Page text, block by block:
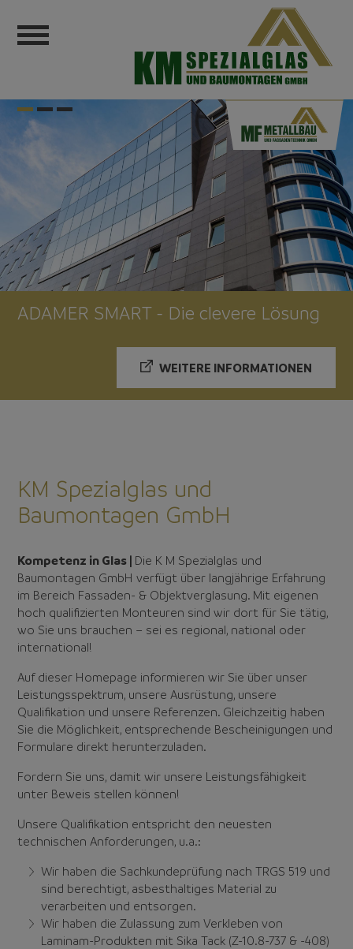
ADAMER SMART - Die clevere Lösung
WEITERE INFORMATIONEN
KM Spezialglas und
Baumontagen GmbH
Kompetenz in Glas | Die K M Spezialglas und
Baumontagen GmbH verfügt über langjährige Erfahrung
im Bereich Fassaden- & Objektverglasung. Mit eigenen
hoch qualifizierten Monteuren sind wir dort für Sie tätig,
wo Sie uns brauchen – sei es regional, national oder
international!
Auf dieser Homepage informieren wir Sie über unser
Leistungsspektrum, unsere Ausrüstung, unsere
Qualifikation und unsere Referenzen. Gleichzeitig haben
Sie die Möglichkeit, entsprechende Bescheinigungen und
Formulare direkt herunterzuladen.
Fordern Sie uns, damit wir unsere Leistungsfähigkeit
unter Beweis stellen können!
Unsere Qualifikation entspricht den neuesten
technischen Anforderungen, u.a.:
Wir haben die Sachkundeprüfung nach TRGS 519 und
sind berechtigt, asbesthaltiges Material zu
verarbeiten und entsorgen.
Wir haben die Zulassung zum Verkleben von
Laminam-Produkten mit Sika Tack (Z-10.8-737 & -408)